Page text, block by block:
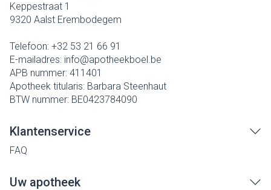
Keppestraat 1
9320 Aalst Erembodegem
Telefoon: +32 53 21 66 91
E-mailadres: info@apotheekboel.be
APB nummer: 411401
Apotheek titularis: Barbara Steenhaut
BTW nummer: BE0423784090
Klantenservice
FAQ
Uw apotheek